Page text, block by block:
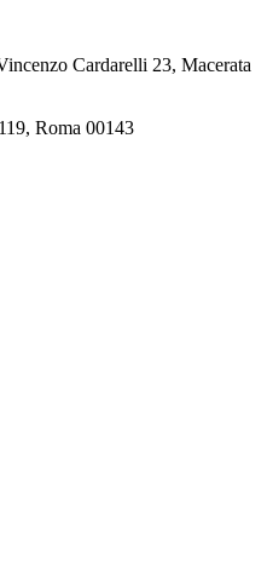
Cardarelli 23, Macerata
Roma 00143